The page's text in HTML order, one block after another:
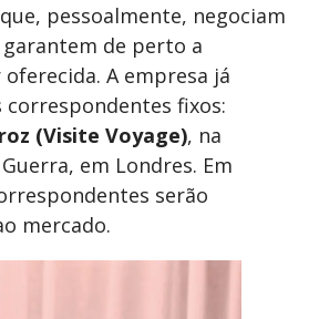
pessoalmente, negociam
garantem de perto a
A empresa já
correspondentes fixos:
(Visite Voyage), na
em Londres. Em
serão
mercado.